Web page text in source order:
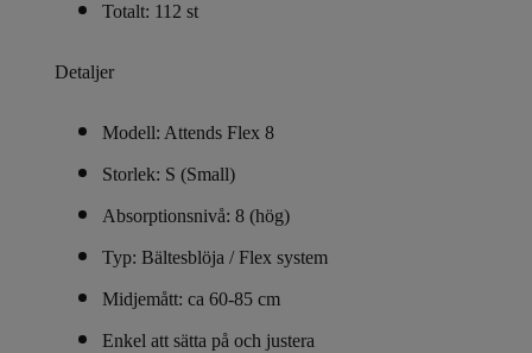
Totalt: 112 st
Detaljer
Modell: Attends Flex 8
Storlek: S (Small)
Absorptionsnivå: 8 (hög)
Typ: Bältesblöja / Flex system
Midjemått: ca 60-85 cm
Enkel att sätta på och justera